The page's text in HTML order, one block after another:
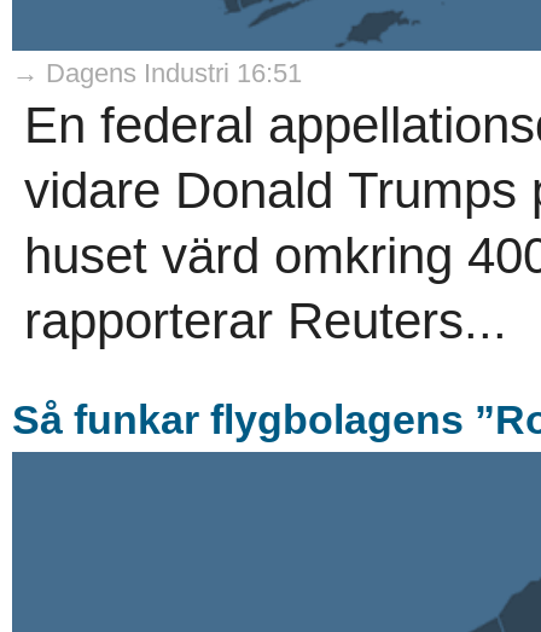
→ Dagens Industri 16:51
En federal
vidare Donald Trumps
huset värd omkring
rapporterar Reuters...
Så funkar flygbolagens